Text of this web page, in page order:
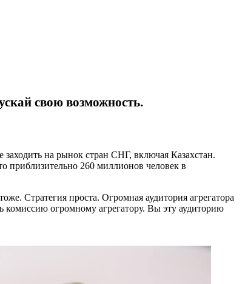
свою возможность.
на рынок стран СНГ, включая Казахстан.
приблизительно 260 миллионов человек в
Стратегия проста. Огромная аудитория агрегатора
огромному агрегатору. Вы эту аудиторию